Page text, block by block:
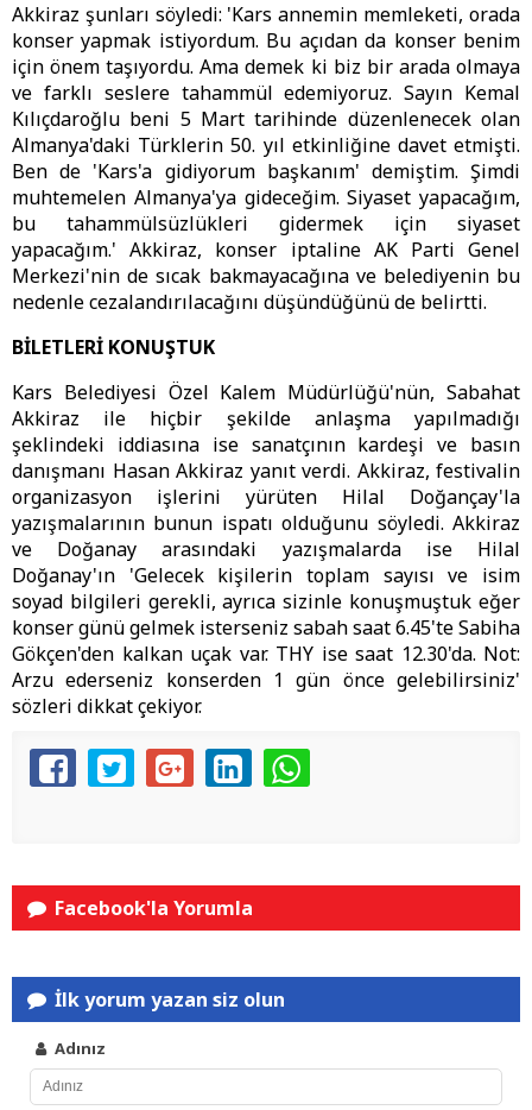
Akkiraz şunları söyledi: 'Kars annemin memleketi, orada
konser yapmak istiyordum. Bu açıdan da konser benim
için önem taşıyordu. Ama demek ki biz bir arada olmaya
ve farklı seslere tahammül edemiyoruz. Sayın Kemal
Kılıçdaroğlu beni 5 Mart tarihinde düzenlenecek olan
Almanya'daki Türklerin 50. yıl etkinliğine davet etmişti.
Ben de 'Kars'a gidiyorum başkanım' demiştim. Şimdi
muhtemelen Almanya'ya gideceğim. Siyaset yapacağım,
bu tahammülsüzlükleri gidermek için siyaset
yapacağım.' Akkiraz, konser iptaline AK Parti Genel
Merkezi'nin de sıcak bakmayacağına ve belediyenin bu
nedenle cezalandırılacağını düşündüğünü de belirtti.
BİLETLERİ KONUŞTUK
Kars Belediyesi Özel Kalem Müdürlüğü'nün, Sabahat
Akkiraz ile hiçbir şekilde anlaşma yapılmadığı
şeklindeki iddiasına ise sanatçının kardeşi ve basın
danışmanı Hasan Akkiraz yanıt verdi. Akkiraz, festivalin
organizasyon işlerini yürüten Hilal Doğançay'la
yazışmalarının bunun ispatı olduğunu söyledi. Akkiraz
ve Doğanay arasındaki yazışmalarda ise Hilal
Doğanay'ın 'Gelecek kişilerin toplam sayısı ve isim
soyad bilgileri gerekli, ayrıca sizinle konuşmuştuk eğer
konser günü gelmek isterseniz sabah saat 6.45'te Sabiha
Gökçen'den kalkan uçak var. THY ise saat 12.30'da. Not:
Arzu ederseniz konserden 1 gün önce gelebilirsiniz'
sözleri dikkat çekiyor.
Facebook'la Yorumla
İlk yorum yazan siz olun
Adınız